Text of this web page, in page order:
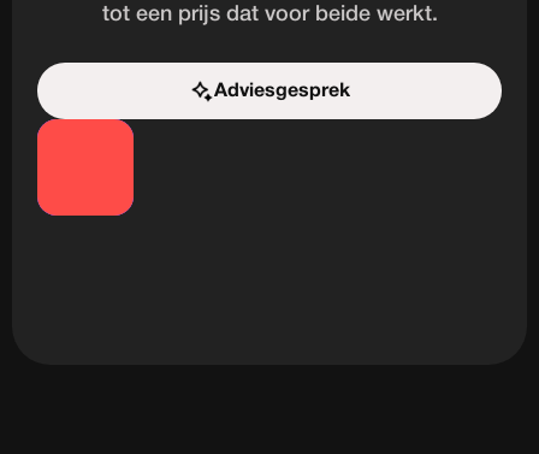
tot een prijs dat voor beide werkt.
Adviesgesprek
Start de uitdaging